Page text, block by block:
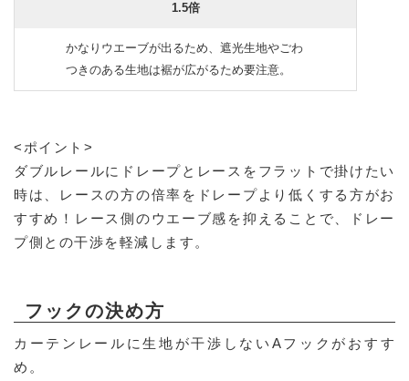
1.5倍
かなりウエーブが出るため、遮光生地やごわ
つきのある生地は裾が広がるため要注意。
<ポイント>
ダブルレールにドレープとレースをフラットで掛けたい
時は、レースの方の倍率をドレープより低くする方がお
すすめ！レース側のウエーブ感を抑えることで、ドレー
プ側との干渉を軽減します。
フックの決め方
カーテンレールに生地が干渉しないAフックがおすす
め。